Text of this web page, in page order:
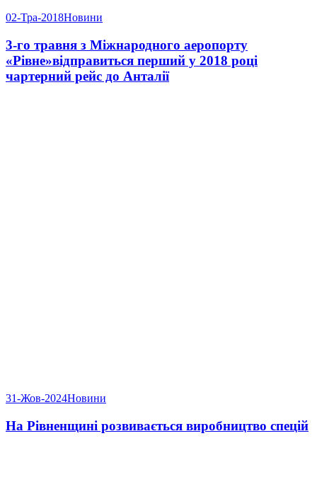
02-Тра-2018Новини
3-го травня з Міжнародного аеропорту
«Рівне»відправиться перший у 2018 році
чартерний рейс до Анталії
31-Жов-2024Новини
На Рівненщині розвивається виробництво спецій